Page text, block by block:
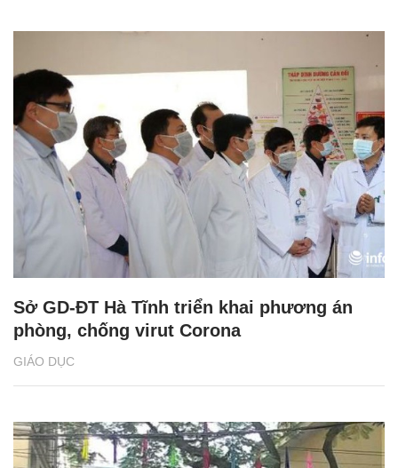
GIÁO DỤC
Sở GD-ĐT Hà Tĩnh triển khai phương án
phòng, chống virut Corona